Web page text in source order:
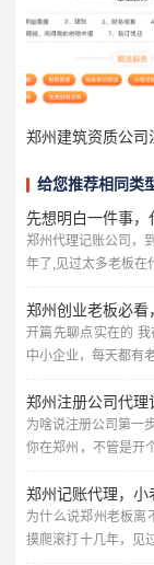
郑州建筑资质公司
给您推荐相同类
先想明白一件事，
郑州代理记账公司，
年了,见过太多老板在
报错被罚款；有的花
公司坑得差点关门，
公司到底该看什么、
理记账就是“每个月
郑州创业老板必看
开篇先聊点实在的
中小企业，每天都有
能省了这笔钱？”说
了代账公司，为啥？
州做代理记账的门道
郑州注册公司代理
为啥说注册公司第一
你在郑州，不管是开
步肯定是去工商局注
才是真正考验人的地
块钱，营业执照拿到
些事儿堆过来，才发
郑州记账代理，小
为什么说郑州老板离
摸爬滚打十几年，见